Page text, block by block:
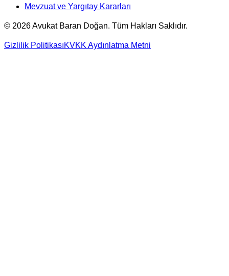
Mevzuat ve Yargıtay Kararları
© 2026Avukat Baran Doğan. Tüm Hakları Saklıdır.
Gizlilik PolitikasıKVKK Aydınlatma Metni